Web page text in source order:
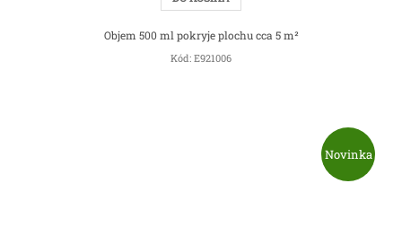
Objem 500 ml pokryje plochu cca 5 m²
Kód: E921006
Novinka